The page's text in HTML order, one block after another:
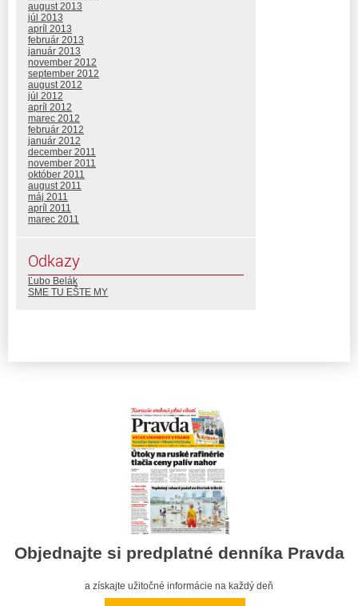
august 2013
júl 2013
apríl 2013
február 2013
január 2013
november 2012
september 2012
august 2012
júl 2012
apríl 2012
marec 2012
február 2012
január 2012
december 2011
november 2011
október 2011
august 2011
máj 2011
apríl 2011
marec 2011
Odkazy
Ľubo Belák
SME TU EŠTE MY
Objednajte si predplatné denníka Pravda
a získajte užitočné informácie na každý deň